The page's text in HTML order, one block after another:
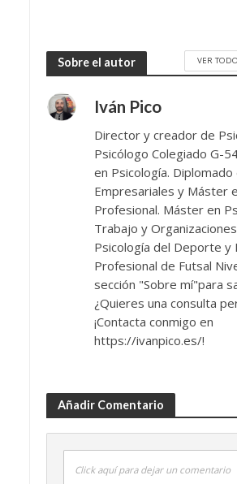
Sobre el autor VER
Iván Pico
Director y creador de
Psicólogo Colegiado G-
en Psicología. Diplomado
Empresariales y Máster
Profesional. Máster en
Trabajo y
Psicología del Deporte y
Profesional de Futsal
sección "Sobre mí"para
¿Quieres una consulta
¡Contacta conmigo en
https://ivanpico.es/!
Añadir Comentario
Click aquí para dejar un comentario